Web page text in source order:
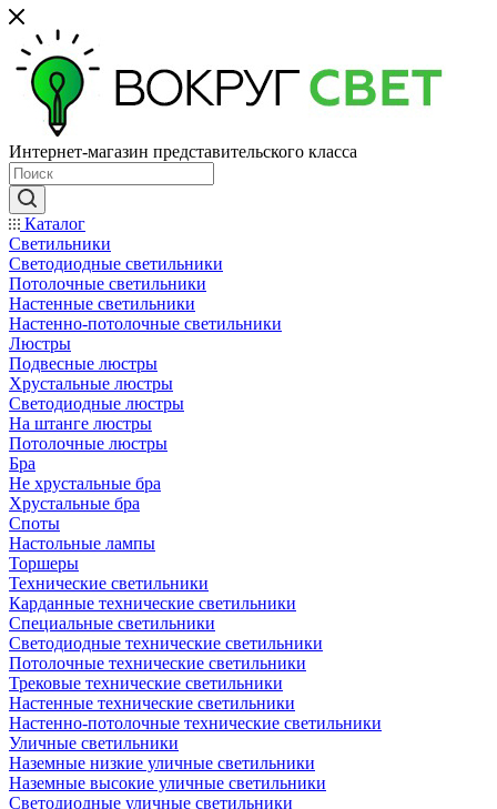
Интернет-магазин представительского класса
Каталог
Светильники
Светодиодные светильники
Потолочные светильники
Настенные светильники
Настенно-потолочные светильники
Люстры
Подвесные люстры
Хрустальные люстры
Светодиодные люстры
На штанге люстры
Потолочные люстры
Бра
Не хрустальные бра
Хрустальные бра
Споты
Настольные лампы
Торшеры
Технические светильники
Карданные технические светильники
Специальные светильники
Светодиодные технические светильники
Потолочные технические светильники
Трековые технические светильники
Настенные технические светильники
Настенно-потолочные технические светильники
Уличные светильники
Наземные низкие уличные светильники
Наземные высокие уличные светильники
Светодиодные уличные светильники